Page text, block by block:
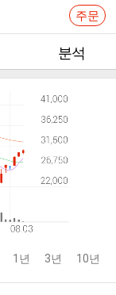
주문
분석
1년 3년 10년